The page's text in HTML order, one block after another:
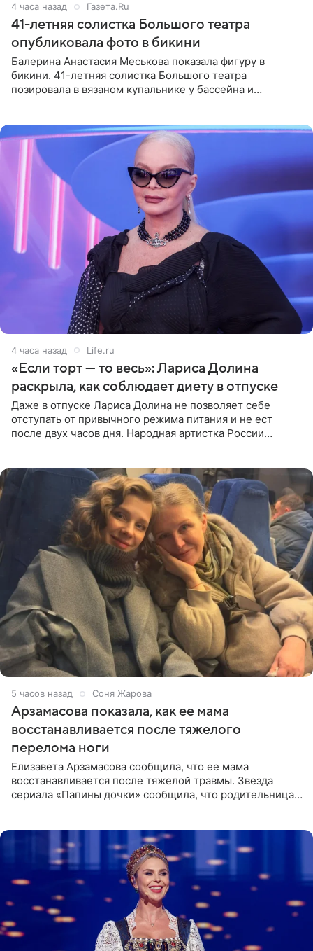
4 часа назад Газета.Ru
41-летняя солистка Большого театра
опубликовала фото в бикини
Балерина Анастасия Меськова показала фигуру в
бикини. 41-летняя солистка Большого театра
позировала в вязаном купальнике у бассейна и
4 часа назад Life.ru
«Если торт — то весь»: Лариса Долина
раскрыла, как соблюдает диету в отпуске
Даже в отпуске Лариса Долина не позволяет себе
отступать от привычного режима питания и не ест
после двух часов дня. Народная артистка России
5 часов назад Соня Жарова
Арзамасова показала, как ее мама
восстанавливается после тяжелого
перелома ноги
Елизавета Арзамасова сообщила, что ее мама
восстанавливается после тяжелой травмы. Звезда
сериала «Папины дочки» сообщила, что родительница